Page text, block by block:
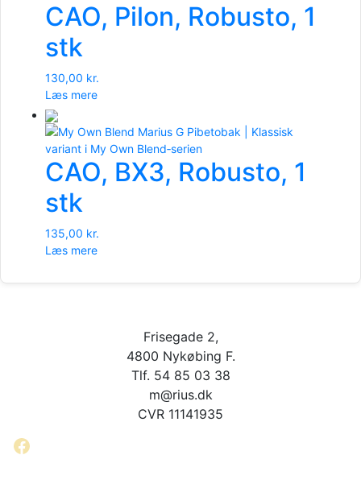
CAO, Pilon, Robusto, 1
stk
130,00 kr.
Læs mere
CAO, BX3, Robusto, 1
stk
135,00 kr.
Læs mere
Frisegade 2,
4800 Nykøbing F.
Tlf. 54 85 03 38
m@rius.dk
CVR 11141935
Facebook